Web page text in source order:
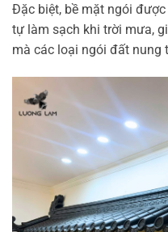
Đặc biệt, bề mặt ngói
tự làm sạch khi trời mưa,
mà các loại ngói đất nung